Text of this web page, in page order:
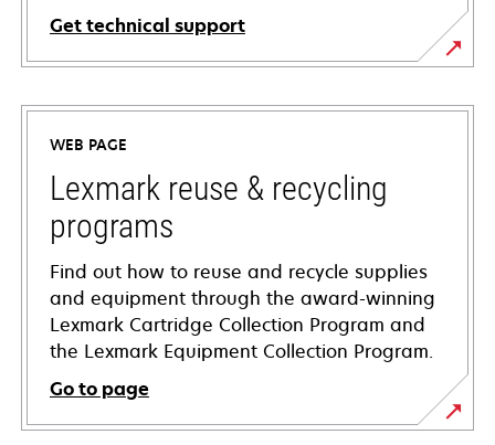
Get technical support
opens
in
new
tab
WEB PAGE
Lexmark reuse & recycling
programs
Find out how to reuse and recycle supplies
and equipment through the award-winning
Lexmark Cartridge Collection Program and
the Lexmark Equipment Collection Program.
Go to page